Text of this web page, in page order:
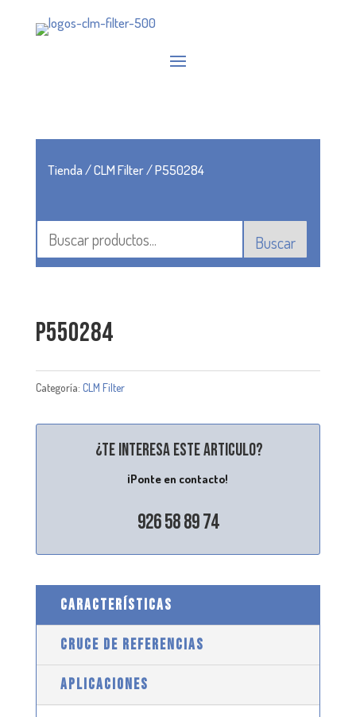
Tienda/CLM Filter/ P550284
Buscar
P550284
Categoría: CLM Filter
¿Te interesa este articulo?
¡Ponte en contacto!
926 58 89 74
CARACTERÍSTICAS
CRUCE DE REFERENCIAS
APLICACIONES